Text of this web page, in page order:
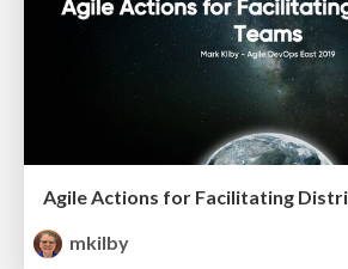
mkilby